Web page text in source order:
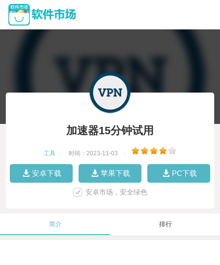
加速器15分钟试用
工具 时间：2023-11-03
安卓下载 苹果下载 PC下载
安卓市场，安全绿色
简介 排行